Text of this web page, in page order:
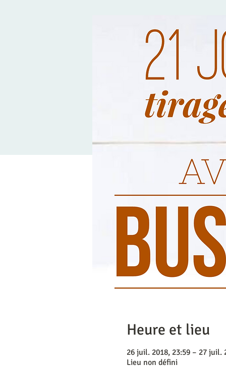
Heure et lieu
26 juil. 2018, 23:59 – 27 juil.
Lieu non défini